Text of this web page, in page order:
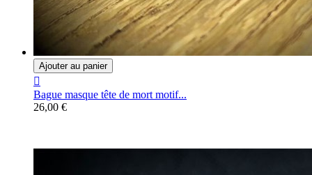
Ajouter au panier

Bague masque tête de mort motif...
26,00 €